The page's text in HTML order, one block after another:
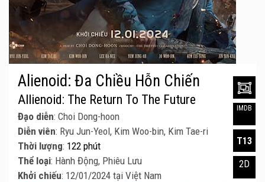
Alienoid: Đa Chiều Hỗn Chiến
Allienoid: The Return To The Future
Đạo diễn: Choi Dong-hoon
Diễn viên: Ryu Jun-Yeol, Kim Woo-bin, Kim Tae-ri
Thời lượng: 122 phút
Thể loại: Hành Động, Phiêu Lưu
Khởi chiếu: 12/01/2024 tại Việt Nam
IMDB
T13
2D